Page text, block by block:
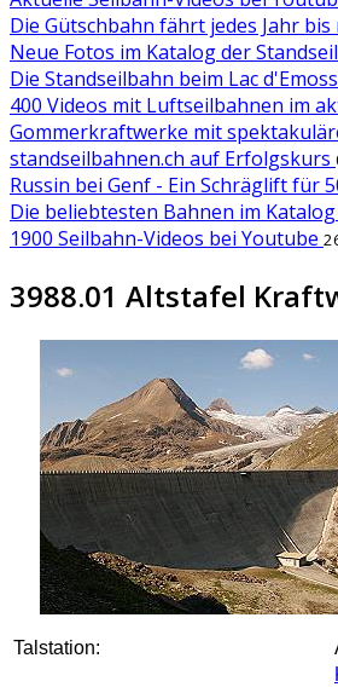
Die Gütschbahn fährt jedes Jahr
Neue Fotos im Katalog der
Die Standseilbahn beim Lac
400 Videos mit Luftseilbahnen im
Gommerkraftwerke mit
standseilbahnen.ch auf Erfolgskurs
Russin bei Genf - Ein Schräglift für
Die beliebtesten Bahnen im Katalog
1900 Seilbahn-Videos bei Youtube
3988.01 Altstafel
Talstation: